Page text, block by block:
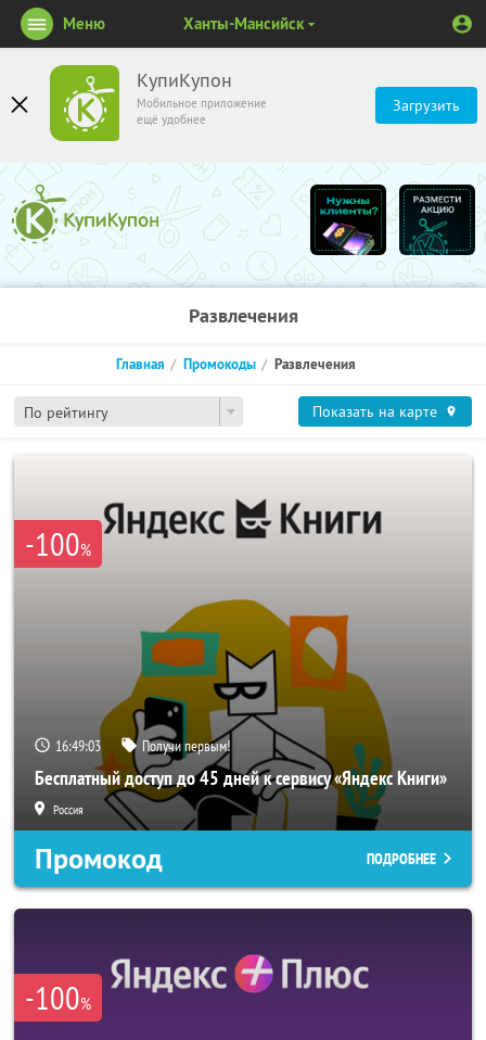
КупиКупон
Мобильное приложение
ещё удобнее
Загрузить
Меню Ханты-Мансийск
Развлечения
По рейтингу
Главная Промокоды Развлечения
Показать на карте
-100%
16:49:03 Получи первым!
Бесплатный доступ до 45 дней к сервису «Яндекс Книги»
Россия
Промокод ПОДРОБНЕЕ
-100%